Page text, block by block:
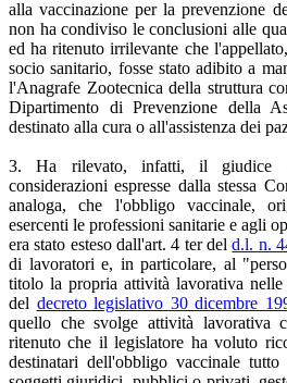
alla vaccinazione per la prevenzione
non ha condiviso le conclusioni alle
ed ha ritenuto irrilevante che
socio sanitario, fosse stato adibito a
l'Anagrafe Zootecnica della struttura
Dipartimento di Prevenzione della
destinato alla cura o all'assistenza dei
3. Ha rilevato, infatti, il giudice
considerazioni espresse dalla stessa
analoga, che l'obbligo vaccinale,
esercenti le professioni sanitarie e agli
era stato esteso dall'art. 4 ter deld.l. n.
di lavoratori e, in particolare, al
titolo la propria attività lavorativa
del decreto legislativo 30 dicembre
quello che svolge attività lavorativa
ritenuto che il legislatore ha voluto
destinatari dell'obbligo vaccinale